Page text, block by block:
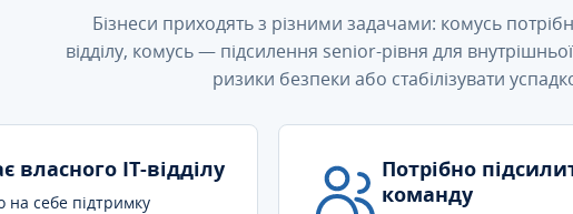
Бізнеси приходять з різними задачами: комусь
відділу, комусь — підсилення senior-рівня для
ризики безпеки або стабілізувати
власного IT-відділу
на себе підтримку
Потрібно
команду